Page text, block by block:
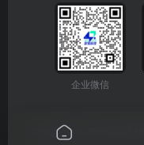
企业微信
Copyright © 2026